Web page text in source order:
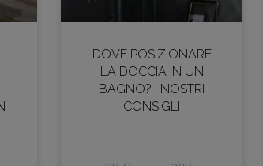
DOVE POSIZIONARE
LA DOCCIA IN UN
BAGNO? I NOSTRI
CONSIGLI